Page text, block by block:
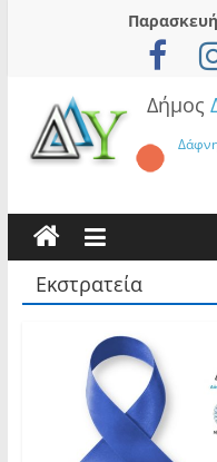
Δήμος
Εκστρατεία